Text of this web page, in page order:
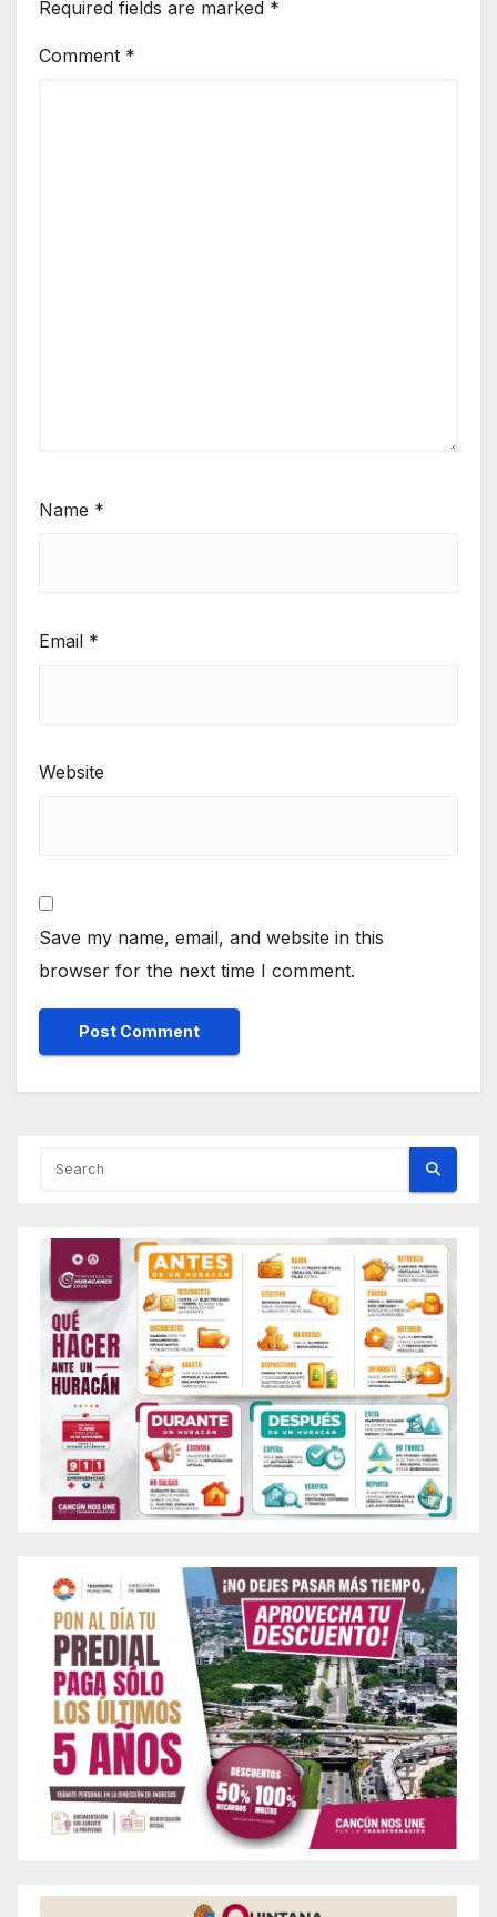
Required fields are marked *
Comment *
Name *
Email *
Website
Save my name, email, and website in this
browser for the next time I comment.